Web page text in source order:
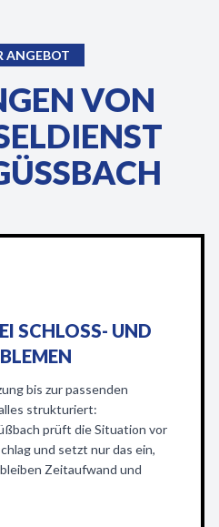
ANGEBOT
VON
SCHLOSS- UND
bis zur passenden
strukturiert:
prüft die Situation vor
und setzt nur das ein,
Zeitaufwand und